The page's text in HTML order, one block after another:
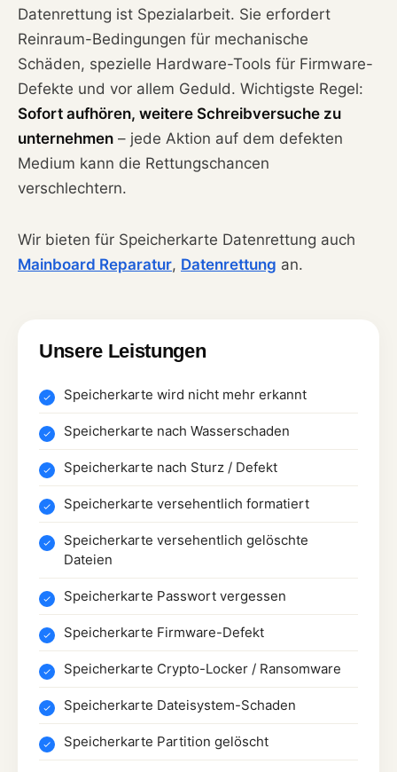
Datenrettung ist Spezialarbeit. Sie erfordert
Reinraum-Bedingungen für mechanische
Schäden, spezielle Hardware-Tools für Firmware-
Defekte und vor allem Geduld. Wichtigste Regel:
Sofort aufhören, weitere Schreibversuche zu
unternehmen – jede Aktion auf dem defekten
Medium kann die Rettungschancen
verschlechtern.
Wir bieten für Speicherkarte Datenrettung auch
Mainboard Reparatur, Datenrettung an.
Unsere Leistungen
Speicherkarte wird nicht mehr erkannt
Speicherkarte nach Wasserschaden
Speicherkarte nach Sturz / Defekt
Speicherkarte versehentlich formatiert
Speicherkarte versehentlich gelöschte
Dateien
Speicherkarte Passwort vergessen
Speicherkarte Firmware-Defekt
Speicherkarte Crypto-Locker / Ransomware
Speicherkarte Dateisystem-Schaden
Speicherkarte Partition gelöscht